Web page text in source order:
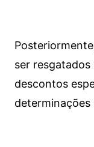
ser
descontos
determinações